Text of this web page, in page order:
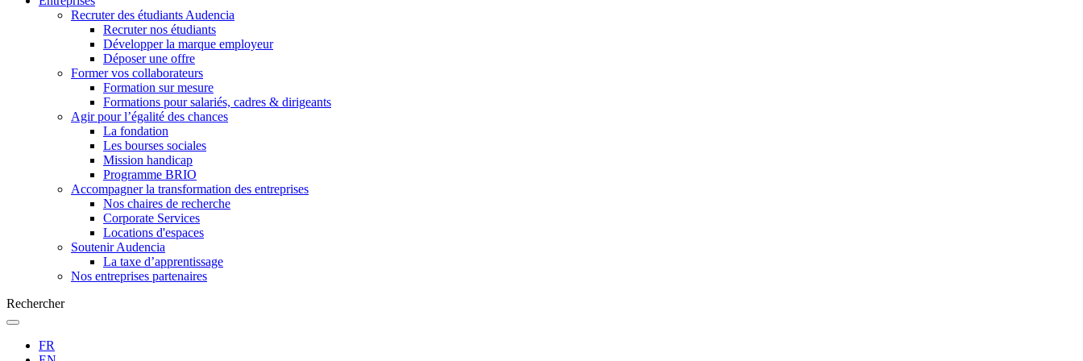
Recruter des étudiants Audencia
Recruter nos étudiants
Développer la marque employeur
Déposer une offre
Former vos collaborateurs
Formation sur mesure
Formations pour salariés, cadres & dirigeants
Agir pour l’égalité des chances
La fondation
Les bourses sociales
Mission handicap
Programme BRIO
Accompagner la transformation des entreprises
Nos chaires de recherche
Corporate Services
Locations d'espaces
Soutenir Audencia
La taxe d’apprentissage
Nos entreprises partenaires
Rechercher
FR